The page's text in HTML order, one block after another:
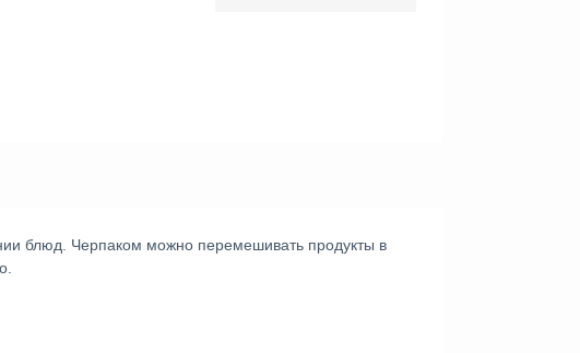
блюд. Черпаком можно перемешивать продукты в